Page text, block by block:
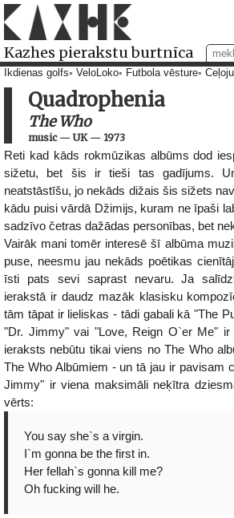
Kazhes pierakstu burtnīca
Ikdienas golfs VeloLoko Futbola vēsture
Quadrophenia
The Who
music— UK— 1973
Reti kad kāds rokmūzikas albūms dod
sižetu, bet šis ir tieši tas gadījums.
neatstāstīšu, jo nekāds dižais šis sižets
kādu puisi vārdā Džimijs, kuram ne īpaši
sadzīvo četras dažādas personības, bet
Vairāk mani tomēr interesē šī albūma
puse, neesmu jau nekāds poētikas
īsti pats sevi saprast nevaru. Ja
ierakstā ir daudz mazāk klasisku
tām tāpat ir lieliskas - tādi gabali kā "The
"Dr. Jimmy" vai "Love, Reign O`er Me" ir
ieraksts nebūtu tikai viens no The Who
The Who Albūmiem - un tā jau ir pavisam
Jimmy" ir viena maksimāli neķītra
vērts:
You say she`s a virgin.
I`m gonna be the first in.
Her fellah`s gonna kill me?
Oh fucking will he.